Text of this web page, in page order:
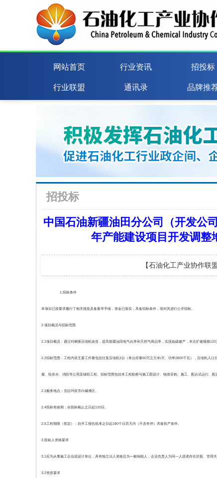
网站首页 行业资讯 招投标
行业联盟 通讯录 品牌推
招投标
中国石油新疆油田分公司（开发公
年产能建设项目开发调整
【石油化工产业协作联
1.招标条件
本项目已按要求履行了相关报批及备案等手续，资金已落实，具备招标条件，现对其进行公开招标。
2.项目概况与招标范围
2.1项目概况：通过对燃驱压缩机改造，提高新疆油田电气化率和天然气商品率，实现低碳建产，本次扩建规模
2.2招标范围：工程内容主要工作量包括往复压缩机3台（单台排量60万立方米/天、功率2800千瓦），压缩机入
腐、给排水、消防等公用及辅助工程。招标范围包括本工程勘察与施工图设计、物资采购、施工、配合试运行、配
2.3服务地点：克拉玛依市白碱滩区。
2.4投标有效期：自投标截止之日起120日。
2.5工程期限（暂定）：自开工报告批准之日起180个日历天内（不含冬停）具备投产条件。
3.投标人资格要求
3.1应为从事施工企业或设计单位，具有独立法人资格且为一般纳税人，企业负责人为同一人或者存在控股、管理
3.2资质要求